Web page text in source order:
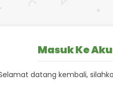
Masuk Ke
datang kembali,